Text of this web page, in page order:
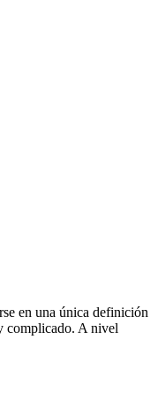
en una única definición
complicado. A nivel